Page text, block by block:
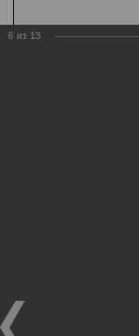
6 из 13